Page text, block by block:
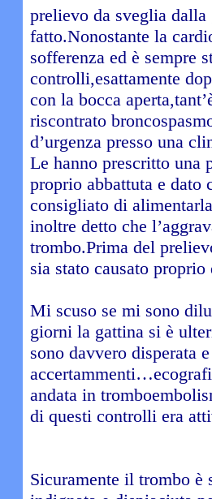
prelievo da sveglia
fatto.Nonostante la
sofferenza ed è sempre
controlli,esattamente
con la bocca
riscontrato
d’urgenza presso una
Le hanno prescritto una
proprio abbattuta e dato
consigliato di
inoltre detto che
trombo.Prima del
sia stato causato proprio
Mi scuso se mi sono
giorni la gattina si è
sono davvero disperata
andata in
di questi controlli era
Sicuramente il trombo